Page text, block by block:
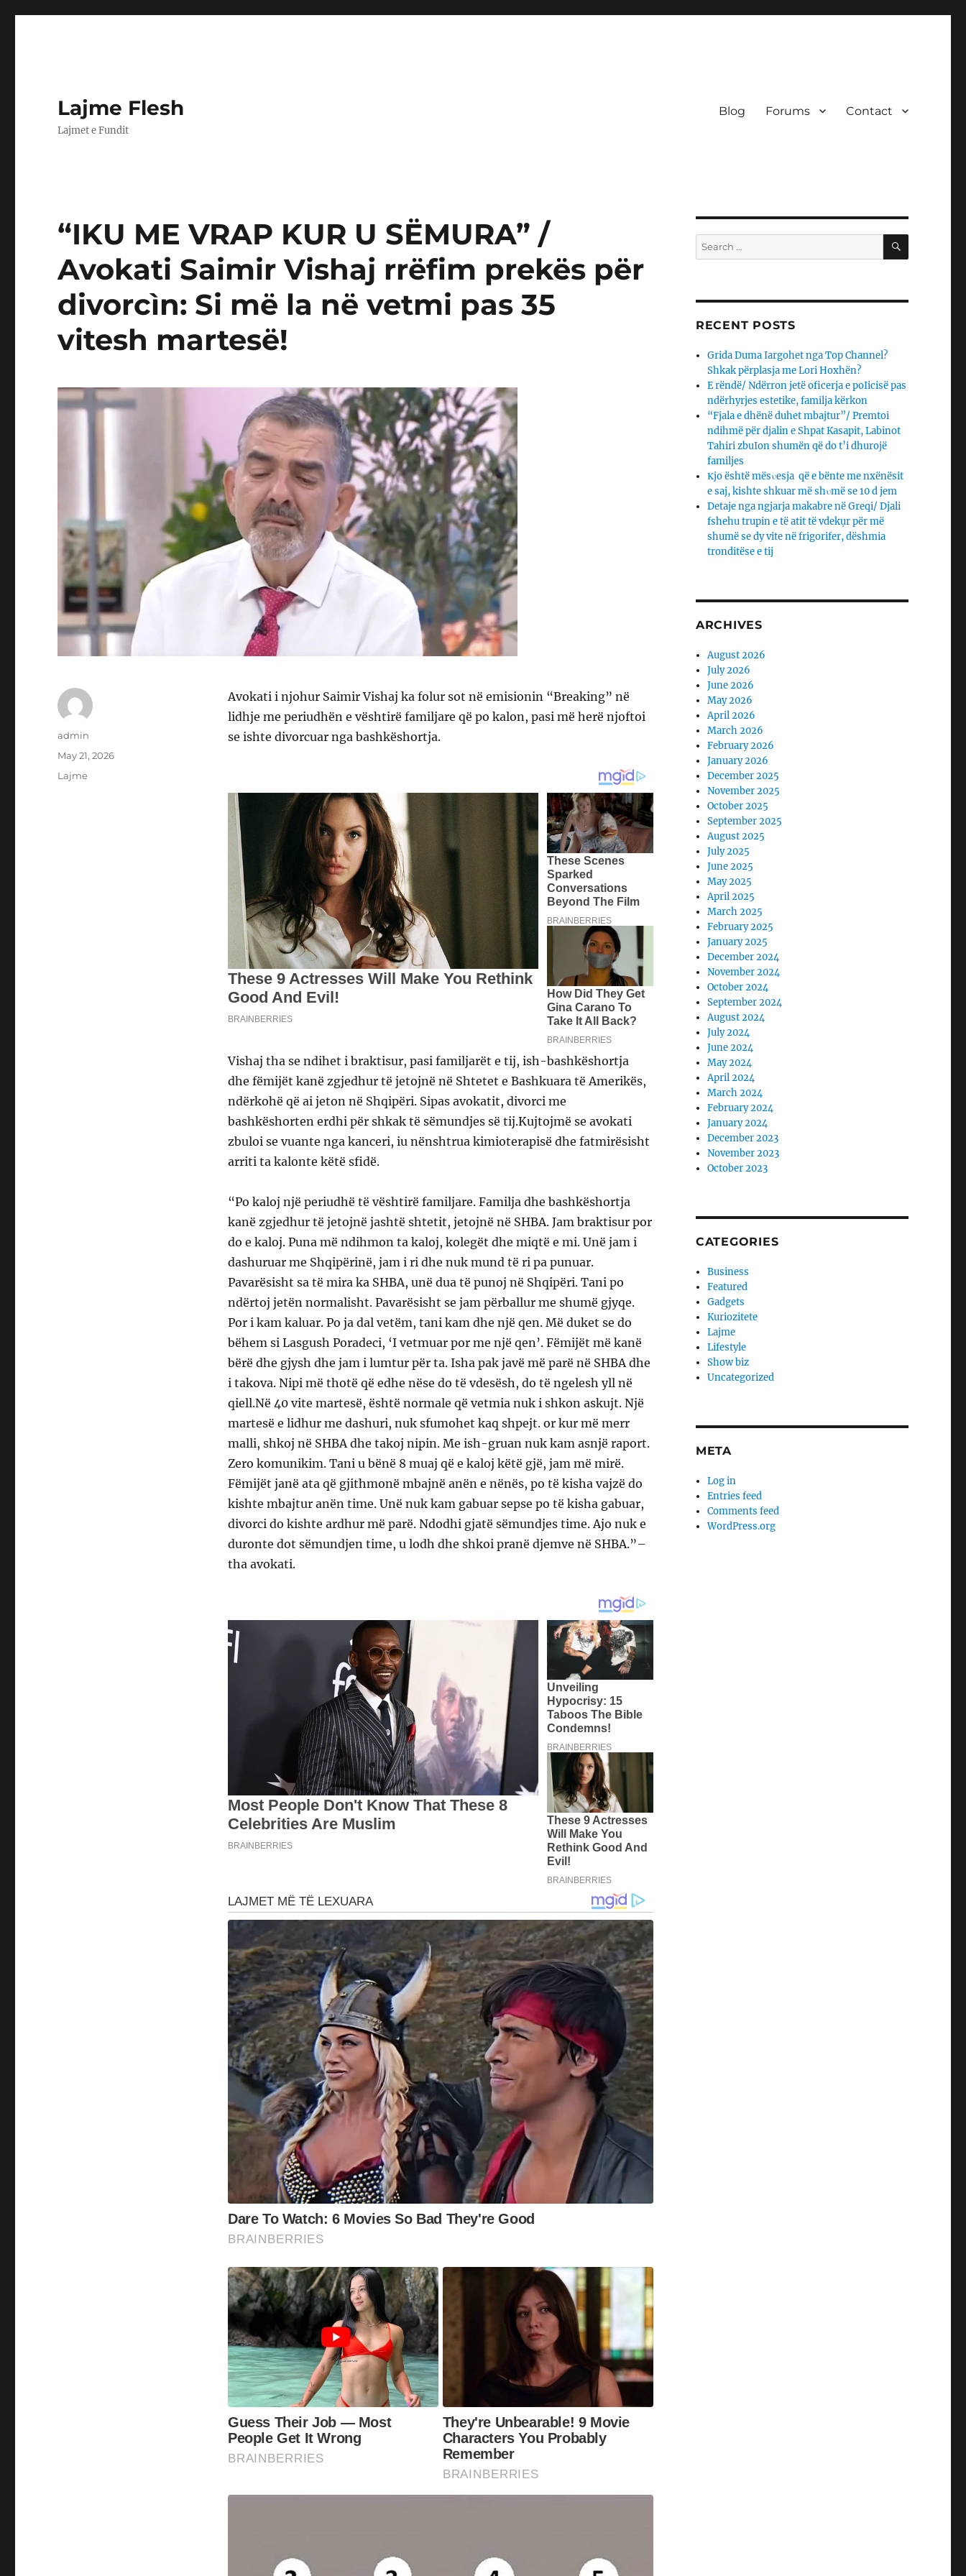
Lajme Flesh
Lajmet e Fundit
Blog Forums Contact
“IKU ME VRAP KUR U SËMURA” /
Avokati Saimir Vishaj rrëfim prekës për
divorcìn: Si më la në vetmi pas 35
vitesh martesë!
Avokati i njohur Saimir Vishaj ka folur sot në emisionin “Breaking” në
lidhje me periudhën e vështirë familjare që po kalon, pasi më herë njoftoi
se ishte divorcuar nga bashkëshortja.
Vishaj tha se ndihet i braktisur, pasi familjarët e tij, ish-bashkëshortja
dhe fëmijët kanë zgjedhur të jetojnë në Shtetet e Bashkuara të Amerikës,
ndërkohë që ai jeton në Shqipëri. Sipas avokatit, divorci me
bashkëshorten erdhi për shkak të sëmundjes së tij.Kujtojmë se avokati
zbuloi se vuante nga kanceri, iu nënshtrua kimioterapisë dhe fatmirësisht
arriti ta kalonte këtë sfidë.
“Po kaloj një periudhë të vështirë familjare. Familja dhe bashkëshortja
kanë zgjedhur të jetojnë jashtë shtetit, jetojnë në SHBA. Jam braktisur por
do e kaloj. Puna më ndihmon ta kaloj, kolegët dhe miqtë e mi. Unë jam i
dashuruar me Shqipërinë, jam i ri dhe nuk mund të ri pa punuar.
Pavarësisht sa të mira ka SHBA, unë dua të punoj në Shqipëri. Tani po
ndërtoj jetën normalisht. Pavarësisht se jam përballur me shumë gjyqe.
Por i kam kaluar. Po ja dal vetëm, tani kam dhe një qen. Më duket se do
bëhem si Lasgush Poradeci, ‘I vetmuar por me një qen’. Fëmijët më kanë
bërë dhe gjysh dhe jam i lumtur për ta. Isha pak javë më parë në SHBA dhe
i takova. Nipi më thotë që edhe nëse do të vdesësh, do të ngelesh yll në
qiell.Në 40 vite martesë, është normale që vetmia nuk i shkon askujt. Një
martesë e lidhur me dashuri, nuk sfumohet kaq shpejt. or kur më merr
malli, shkoj në SHBA dhe takoj nipin. Me ish-gruan nuk kam asnjë raport.
Zero komunikim. Tani u bënë 8 muaj që e kaloj këtë gjë, jam më mirë.
Fëmijët janë ata që gjithmonë mbajnë anën e nënës, po të kisha vajzë do
kishte mbajtur anën time. Unë nuk kam gabuar sepse po të kisha gabuar,
divorci do kishte ardhur më parë. Ndodhi gjatë sëmundjes time. Ajo nuk e
duronte dot sëmundjen time, u lodh dhe shkoi pranë djemve në SHBA.”–
tha avokati.
Author
admin
Posted
May 21, 2026
Categories
Lajme
Search
for:
SEARCH
RECENT POSTS
Grida Duma Iargohet nga Top Channel?
Shkak përplasja me Lori Hoxhën?
E rëndë/ Ndërron jetë oficerja e poIicisë pas
ndërhyrjes estetike, familja kërkon
“Fjala e dhënë duhet mbajtur”/ Premtoi
ndihmë për djalin e Shpat Kasapit, Labinot
Tahiri zbuIon shumën që do t’i dhurojë
familjes
Κjo është mësυesja që e bënte me nxënësit
e saj, kishte shkuar më shυmë se 10 d jem
Detaje nga ngjarja makabre në Greqi/ Djali
fshehu trupin e të atit të vdekụr për më
shumë se dy vite në frigorifer, dëshmia
tronditëse e tij
ARCHIVES
August 2026
July 2026
June 2026
May 2026
April 2026
March 2026
February 2026
January 2026
December 2025
November 2025
October 2025
September 2025
August 2025
July 2025
June 2025
May 2025
April 2025
March 2025
February 2025
January 2025
December 2024
November 2024
October 2024
September 2024
August 2024
July 2024
June 2024
May 2024
April 2024
March 2024
February 2024
January 2024
December 2023
November 2023
October 2023
CATEGORIES
Business
Featured
Gadgets
Kuriozitete
Lajme
Lifestyle
Show biz
Uncategorized
META
Log in
Entries feed
Comments feed
WordPress.org